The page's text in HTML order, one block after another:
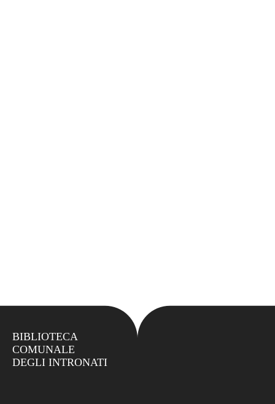
BIBLIOTECA
COMUNALE
DEGLI INTRONATI